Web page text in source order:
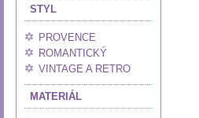
STYL
PROVENCE
ROMANTICKÝ
VINTAGE A RETRO
MATERIÁL